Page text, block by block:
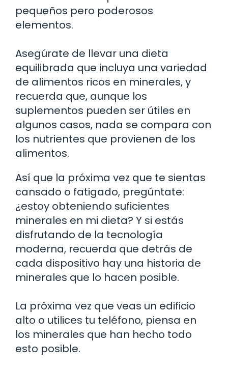
pequeños pero poderosos
elementos.
Asegúrate de llevar una dieta
equilibrada que incluya una variedad
de alimentos ricos en minerales, y
recuerda que, aunque los
suplementos pueden ser útiles en
algunos casos, nada se compara con
los nutrientes que provienen de los
alimentos.
Así que la próxima vez que te sientas
cansado o fatigado, pregúntate:
¿estoy obteniendo suficientes
minerales en mi dieta? Y si estás
disfrutando de la tecnología
moderna, recuerda que detrás de
cada dispositivo hay una historia de
minerales que lo hacen posible.
La próxima vez que veas un edificio
alto o utilices tu teléfono, piensa en
los minerales que han hecho todo
esto posible.